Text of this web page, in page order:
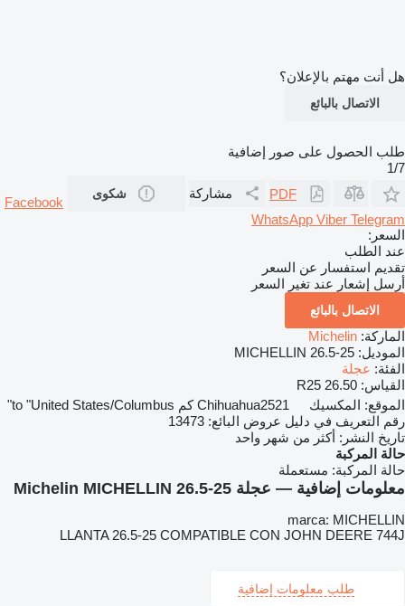
هل أنت مهتم بالإعلان؟
الاتصال بالبائع
طلب الحصول على صور إضافية
1/7
PDF
مشاركة شكوى
Facebook
WhatsApp Viber Telegram
السعر:
عند الطلب
تقديم استفسار عن السعر
أرسل إشعار عند تغير السعر
الاتصال بالبائع
الماركة: Michelin
الموديل: MICHELLIN 26.5-25
الفئة: عجلة
القياس: 26.50 R25
الموقع: المكسيك Chihuahua2521 كم to "United States/Columbus"
رقم التعريف في دليل عروض البائع: 13473
تاريخ النشر: أكثر من شهر واحد
حالة المركبة
حالة المركبة: مستعملة
معلومات إضافية — عجلة Michelin MICHELLIN 26.5-25
marca: MICHELLIN
LLANTA 26.5-25 COMPATIBLE CON JOHN DEERE 744J
طلب معلومات إضافية